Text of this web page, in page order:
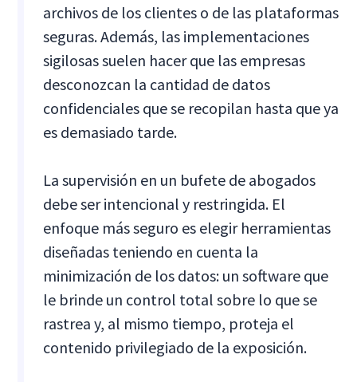
archivos de los clientes o de las plataformas
seguras. Además, las implementaciones
sigilosas suelen hacer que las empresas
desconozcan la cantidad de datos
confidenciales que se recopilan hasta que ya
es demasiado tarde.
La supervisión en un bufete de abogados
debe ser intencional y restringida. El
enfoque más seguro es elegir herramientas
diseñadas teniendo en cuenta la
minimización de los datos: un software que
le brinde un control total sobre lo que se
rastrea y, al mismo tiempo, proteja el
contenido privilegiado de la exposición.